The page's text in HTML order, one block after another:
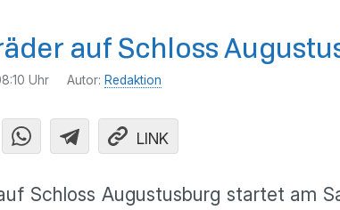
auf Schloss
Uhr Autor: Redaktion
LINK
Schloss Augustusburg startet am